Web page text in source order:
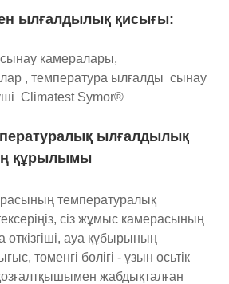
ылғалдылық қисығы:
камералары,
, температура ылғалды сынау
Climatest Symor®
ылғалдылық
құрылымы
температуралық
сіз жұмыс камерасының
ауа құбырының
төменгі бөлігі - ұзын осьтік
жабдықталған